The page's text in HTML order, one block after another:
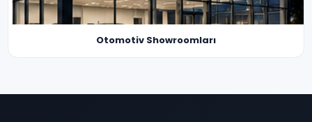
Otomotiv Showroomları